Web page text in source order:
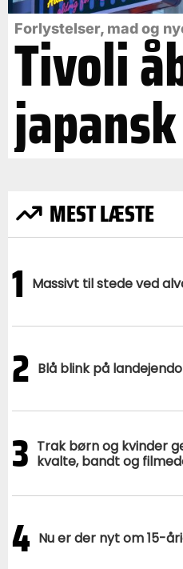
Forlystelser, mad og
Tivoli
MEST LÆSTE
1 Massivt til stede ved
2 Blå blink på
3 Trak børn og kvinder
kvalte, bandt og
4 Nu er der nyt om 15-